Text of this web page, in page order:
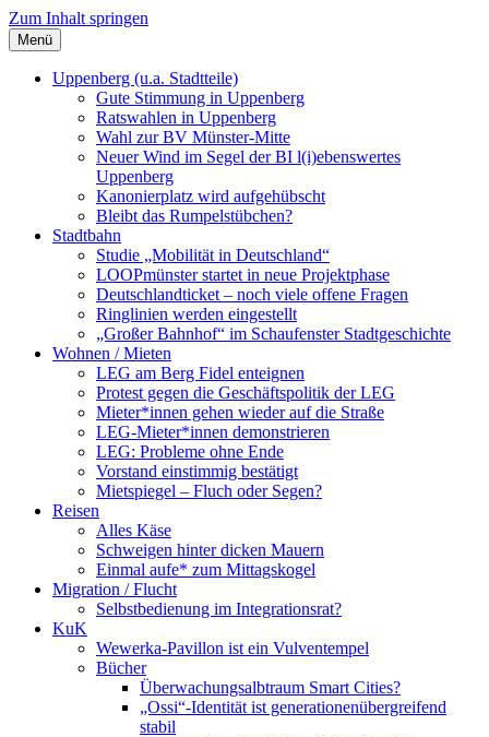
Zum Inhalt springen
Szybalski.de
Infos über und von Werner Szybalski (Münster)
Menü
Uppenberg (u.a. Stadtteile)
Gute Stimmung in Uppenberg
Ratswahlen in Uppenberg
Wahl zur BV Münster-Mitte
Neuer Wind im Segel der BI l(i)ebenswertes
Uppenberg
Kanonierplatz wird aufgehübscht
Bleibt das Rumpelstübchen?
Stadtbahn
Studie „Mobilität in Deutschland“
LOOPmünster startet in neue Projektphase
Deutschlandticket – noch viele offene Fragen
Ringlinien werden eingestellt
„Großer Bahnhof“ im Schaufenster Stadtgeschichte
Wohnen / Mieten
LEG am Berg Fidel enteignen
Protest gegen die Geschäftspolitik der LEG
Mieter*innen gehen wieder auf die Straße
LEG-Mieter*innen demonstrieren
LEG: Probleme ohne Ende
Vorstand einstimmig bestätigt
Mietspiegel – Fluch oder Segen?
Reisen
Alles Käse
Schweigen hinter dicken Mauern
Einmal aufe* zum Mittagskogel
Migration / Flucht
Selbstbedienung im Integrationsrat?
KuK
Wewerka-Pavillon ist ein Vulventempel
Bücher
Überwachungsalbtraum Smart Cities?
„Ossi“-Identität ist generationenübergreifend
stabil